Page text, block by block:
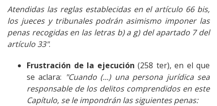
Atendidas las reglas establecidas en el artículo 66 bis,
los jueces y tribunales podrán asimismo imponer las
penas recogidas en las letras b) a g) del apartado 7 del
artículo 33".
Frustración de la ejecución (258 ter), en el que
se aclara: "Cuando (...) una persona jurídica sea
responsable de los delitos comprendidos en este
Capítulo, se le impondrán las siguientes penas: